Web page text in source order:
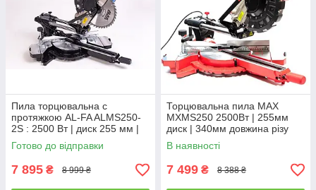
Пила торцювальна c
протяжкою AL-FA ALMS250-
2S : 2500 Вт | диск 255 мм |
протяжка 300 мм
Готово до відправки
7 895 ₴ 8 999 ₴
Торцювальна пила MAX
MXMS250 2500Вт | 255мм
диск | 340мм довжина різу
В наявності
7 499 ₴ 8 388 ₴